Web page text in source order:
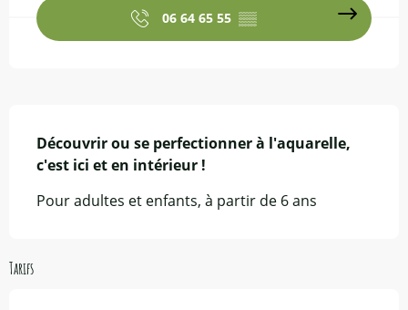
06 64 65 55 ▒▒
Découvrir ou se perfectionner à l'aquarelle,
c'est ici et en intérieur !
Pour adultes et enfants, à partir de 6 ans
Tarifs